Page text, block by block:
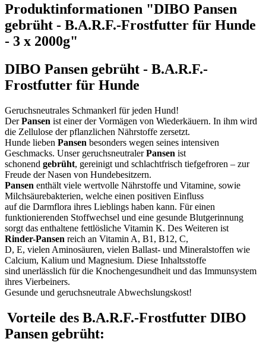
Produktinformationen "DIBO Pansen
gebrüht - B.A.R.F.-Frostfutter für Hunde
- 3 x 2000g"
DIBO Pansen gebrüht - B.A.R.F.-
Frostfutter für Hunde
Geruchsneutrales Schmankerl für jeden Hund!
DerPansen ist einer der Vormägen von Wiederkäuern. In ihm wird
die Zellulose der pflanzlichen Nährstoffe zersetzt.
Hunde lieben Pansen besonders wegen seines intensiven
Geschmacks. Unser geruchsneutralerPansen ist
schonend gebrüht, gereinigt und schlachtfrisch tiefgefroren – zur
Freude der Nasen von Hundebesitzern.
Pansen enthält viele wertvolle Nährstoffe und Vitamine, sowie
Milchsäurebakterien, welche einen positiven Einfluss
auf die Darmflora ihres Lieblings haben kann. Für einen
funktionierenden Stoffwechsel und eine gesunde Blutgerinnung
sorgt das enthaltene fettlösliche Vitamin K. Des Weiteren ist
Rinder-Pansen reich an Vitamin A, B1, B12, C,
D, E, vielen Aminosäuren, vielen Ballast- und Mineralstoffen wie
Calcium, Kalium und Magnesium. Diese Inhaltsstoffe
sind unerlässlich für die Knochengesundheit und das Immunsystem
ihres Vierbeiners.
Gesunde und geruchsneutrale Abwechslungskost!
Vorteile des B.A.R.F.-Frostfutter DIBO
Pansen gebrüht: